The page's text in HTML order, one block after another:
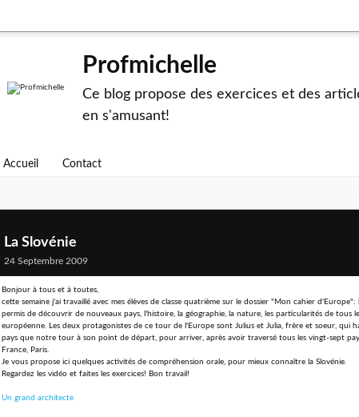
Profmichelle
Ce blog propose des exercices et des
en s'amusant!
Accueil Contact
La Slovénie
24 Septembre 2009
Bonjour à tous et à toutes,
cette semaine j'ai travaillé avec mes élèves de classe quatrième sur le dossier "Mon cahier
permis de découvrir de nouveaux pays, l'histoire, la géographie, la nature, les particularités de tous
européenne. Les deux protagonistes de ce tour de l'Europe sont Julius et Julia, frère et soeur, qui
pays que notre tour à son point de départ, pour arriver, après avoir traversé tous les vingt-sept
France, Paris.
Je vous propose ici quelques activités de compréhension orale, pour mieux connaître la Slovénie.
Regardez les vidéo et faites les exercices! Bon travail!
Un grand architecte